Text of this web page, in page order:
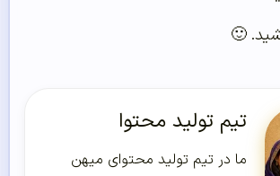
🙂
تیم تولید محتوا
ما در تیم تولید محتوای میهن